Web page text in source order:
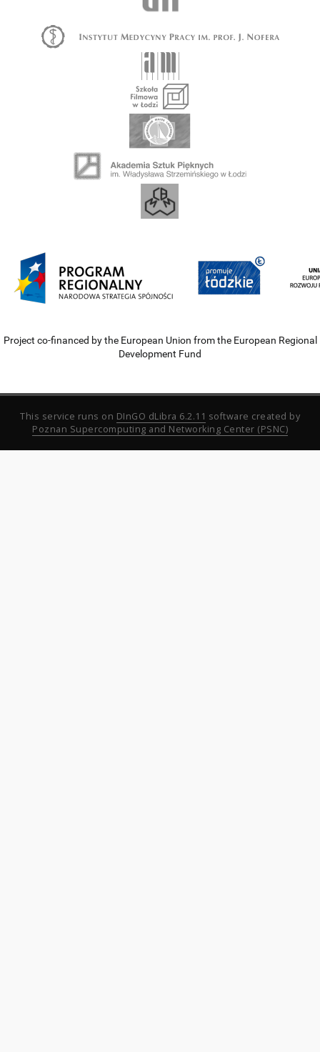
Project co-financed by the European Union from the European Regional
Development Fund
This service runs on DInGO dLibra 6.2.11 software created by
Poznan Supercomputing and Networking Center (PSNC)